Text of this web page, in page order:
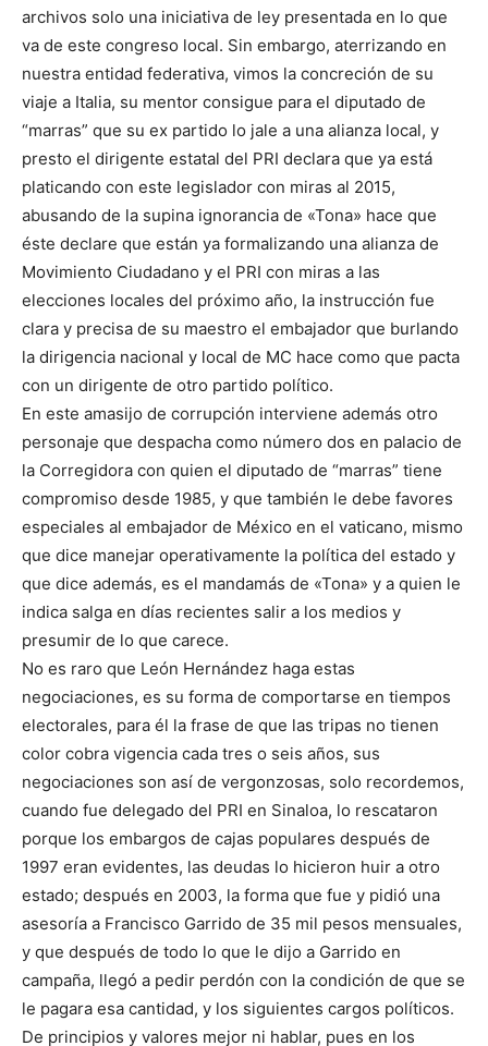
archivos solo una iniciativa de ley presentada en lo que
va de este congreso local. Sin embargo, aterrizando en
nuestra entidad federativa, vimos la concreción de su
viaje a Italia, su mentor consigue para el diputado de
“marras” que su ex partido lo jale a una alianza local, y
presto el dirigente estatal del PRI declara que ya está
platicando con este legislador con miras al 2015,
abusando de la supina ignorancia de «Tona» hace que
éste declare que están ya formalizando una alianza de
Movimiento Ciudadano y el PRI con miras a las
elecciones locales del próximo año, la instrucción fue
clara y precisa de su maestro el embajador que burlando
la dirigencia nacional y local de MC hace como que pacta
con un dirigente de otro partido político.
En este amasijo de corrupción interviene además otro
personaje que despacha como número dos en palacio de
la Corregidora con quien el diputado de “marras” tiene
compromiso desde 1985, y que también le debe favores
especiales al embajador de México en el vaticano, mismo
que dice manejar operativamente la política del estado y
que dice además, es el mandamás de «Tona» y a quien le
indica salga en días recientes salir a los medios y
presumir de lo que carece.
No es raro que León Hernández haga estas
negociaciones, es su forma de comportarse en tiempos
electorales, para él la frase de que las tripas no tienen
color cobra vigencia cada tres o seis años, sus
negociaciones son así de vergonzosas, solo recordemos,
cuando fue delegado del PRI en Sinaloa, lo rescataron
porque los embargos de cajas populares después de
1997 eran evidentes, las deudas lo hicieron huir a otro
estado; después en 2003, la forma que fue y pidió una
asesoría a Francisco Garrido de 35 mil pesos mensuales,
y que después de todo lo que le dijo a Garrido en
campaña, llegó a pedir perdón con la condición de que se
le pagara esa cantidad, y los siguientes cargos políticos.
De principios y valores mejor ni hablar, pues en los